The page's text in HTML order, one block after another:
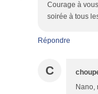
Courage à
soirée à tous
Répondre
C
Nano,